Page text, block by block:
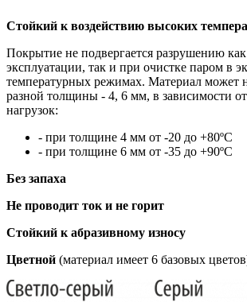
Стойкий к воздействию высоких
Покрытие не подвергается разрушению
эксплуатации, так и при очистке паром в
температурных режимах. Материал может
разной толщины - 4, 6 мм, в зависимости
нагрузок:
- при толщине 4 мм от -20 до +80ºC
- при толщине 6 мм от -35 до +90ºC
Без запаха
Не проводит ток и не горит
Стойкий к абразивному износу
Цветной (материал имеет 6 базовых